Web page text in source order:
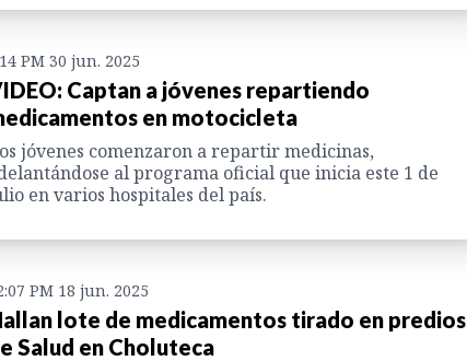
PM 30 jun. 2025
Captan a jóvenes repartiendo
en motocicleta
jóvenes comenzaron a repartir medicinas,
al programa oficial que inicia este 1 de
en varios hospitales del país.
PM 18 jun. 2025
lote de medicamentos tirado en predios
Salud en Choluteca